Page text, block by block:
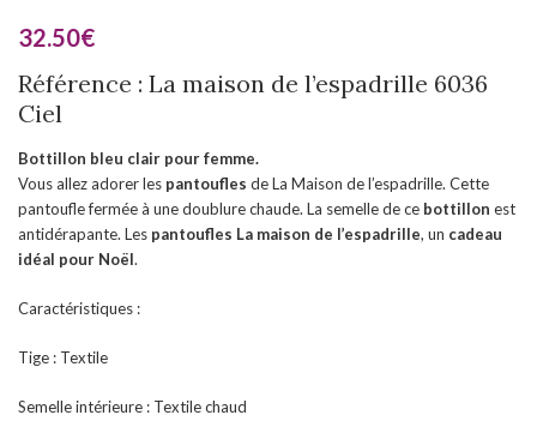
32.50€
Référence : La maison de l’espadrille 6036
Ciel
Bottillon bleu clair pour femme.
Vous allez adorer les pantoufles de La Maison de l’espadrille. Cette
pantoufle fermée à une doublure chaude. La semelle de ce bottillon est
antidérapante. Les pantoufles La maison de l’espadrille, un cadeau
idéal pour Noël.
Caractéristiques :
Tige : Textile
Semelle intérieure : Textile chaud